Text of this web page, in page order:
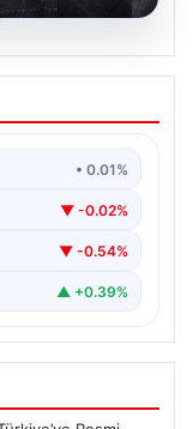
zaman?
beklentisi
• 0.01%
▼ -0.02%
▼ -0.54%
▲ +0.39%